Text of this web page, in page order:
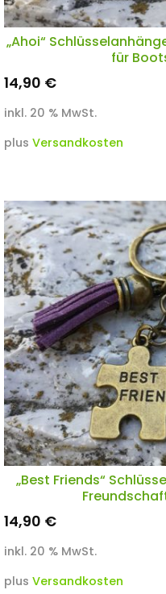
„Ahoi“
für
14,90 €
inkl. 20 % MwSt.
plus Versandkosten
„Best Friends“
14,90 €
inkl. 20 % MwSt.
plus Versandkosten